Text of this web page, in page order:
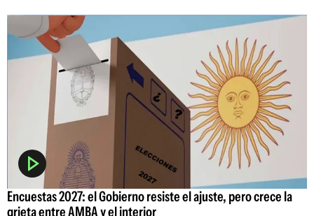
Encuestas 2027: el Gobierno resiste el ajuste, pero crece la
grieta entre AMBA y el interior